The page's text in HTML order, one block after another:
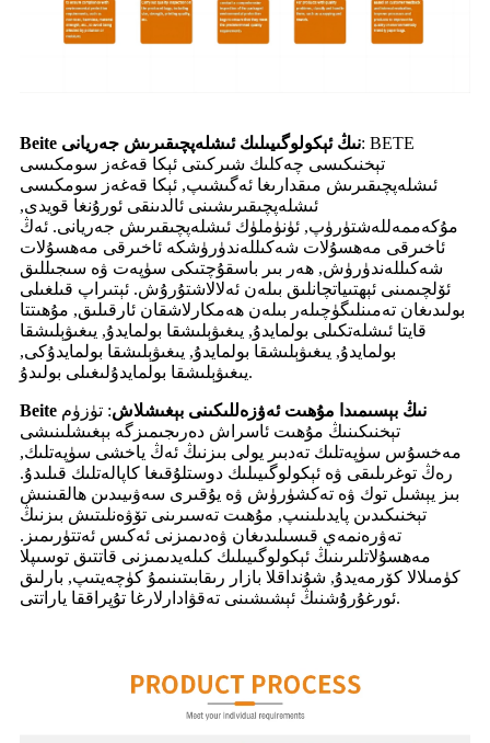
Beite نىڭ ئېكولوگىيىلىك ئىشلەپچىقىرىش جەريانى: BETE
تېخنىكىسى چەكلىك شىركىتى ئېكا قەغەز سومكىسى
ئىشلەپچىقىرىش مىقدارىغا ئەگىشىپ, ئېكا قەغەز سومكىسى
ئىشلەپچىقىرىشىنى ئالدىنقى ئورۇنغا قويدى,
مۇكەممەللەشتۈرۈپ, ئۈنۈملۈك ئىشلەپچىقىرىش جەريانى. ئەڭ
ئاخىرقى مەھسۇلات شەكىللەندۈرۈشكە ئاخىرقى مەھسۇلات
شەكىللەندۈرۈش, ھەر بىر باسقۇچتىكى سۈپەت ۋە سىجىللىق
ئۆلچىمىنى ئېھتىياتچانلىق بىلەن ئەلالاشتۇرۇش. ئېتىراپ قىلغىلى
بولىدىغان تەمىنلىگۈچىلەر بىلەن ھەمكارلاشقان ئارقىلىق, مۇھىتتا
قايتا ئىشلەتكىلى بولمايدۇ, يىغىۋېلىشقا بولمايدۇ, يىغىۋېلىشقا
بولمايدۇ, يىغىۋېلىشقا بولمايدۇ, يىغىۋېلىشقا بولمايدۇكى,
يىغىۋېلىشقا بولمايدۇلىغىلى بولىدۇ.
Beite نىڭ بېسىمىدا مۇھىت ئەۋزەللىكىنى بېغىشلاش: تۈزۈم
تېخنىكىنىڭ مۇھىت ئاسراش دەرىجىمىزگە بېغىشلىنىشى
مەخسۇس سۈپەتلىك تەدبىر يولى بىزنىڭ ئەڭ ياخشى سۈپەتلىك,
رەڭ توغرىلىقى ۋە ئېكولوگىيىلىك دوستلۇقىغا كاپالەتلىك قىلىدۇ.
بىز يېشىل توك ۋە تەكشۈرۈش ۋە يۇقىرى سەۋىيىدىن ھالقىنىش
تېخنىكىدىن پايدىلىنىپ, مۇھىت تەسىرىنى تۆۋەنلىتىش بىزنىڭ
تەۋرەنمەي قىسىلىدىغان ۋەدىمىزنى ئەكىس ئەتتۈرىمىز.
مەھسۇلاتلىرىنىڭ ئېكولوگىيىلىك كىلەيدىمىزنى قاتتىق توسىپلا
كۈمىلالا كۆرمەيدۇ, شۇنداقلا بازار رىقابىتىنىمۇ كۈچەيتىپ, بارلىق
ئورغۇرۇشنىڭ ئېشىشىنى تەقۋادارلارغا تۇپراققا ياراتتى.